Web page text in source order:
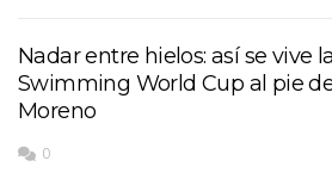
Nadar entre hielos: así se vive
Swimming World Cup al pie
Moreno
0